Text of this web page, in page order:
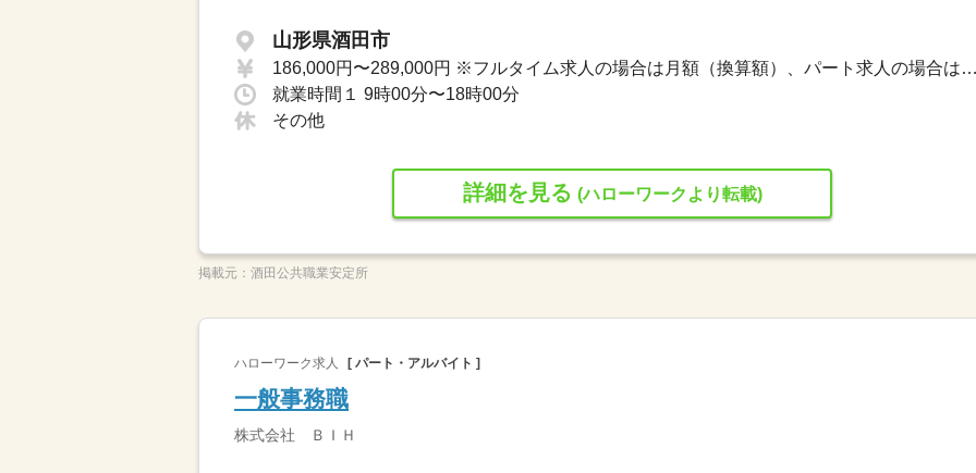
山形県酒田市
186,000円〜289,000円 ※フルタイム求人の場合は月額（換算額）、パート求人の場合は時間額を表示しています。
就業時間１ 9時00分〜18時00分
その他
詳細を見る (ハローワークより転載)
掲載元： 酒田公共職業安定所
ハローワーク求人 [ パート・アルバイト ]
一般事務職
株式会社 ＢＩＨ